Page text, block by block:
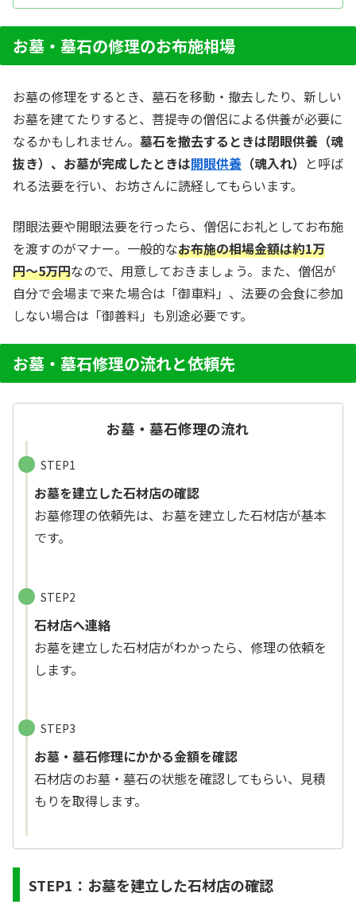
お墓・墓石の修理のお布施相場
お墓の修理をするとき、墓石を移動・撤去したり、新しい
お墓を建てたりすると、菩提寺の僧侶による供養が必要に
なるかもしれません。 墓石を撤去するときは閉眼供養（魂
抜き）、お墓が完成したときは開眼供養 （魂入れ） と呼ば
れる法要を行い、お坊さんに読経してもらいます。
閉眼法要や開眼法要を行ったら、僧侶にお礼としてお布施
を渡すのがマナー。一般的なお布施の相場金額は約1万
円〜5万円なので、用意しておきましょう。また、僧侶が
自分で会場まで来た場合は「御車料」、法要の会食に参加
しない場合は「御善料」も別途必要です。
お墓・墓石修理の流れと依頼先
お墓・墓石修理の流れ
STEP1
お墓を建立した石材店の確認
お墓修理の依頼先は、お墓を建立した石材店が基本
です。
STEP2
石材店へ連絡
お墓を建立した石材店がわかったら、修理の依頼を
します。
STEP3
お墓・墓石修理にかかる金額を確認
石材店のお墓・墓石の状態を確認してもらい、見積
もりを取得します。
STEP1：お墓を建立した石材店の確認